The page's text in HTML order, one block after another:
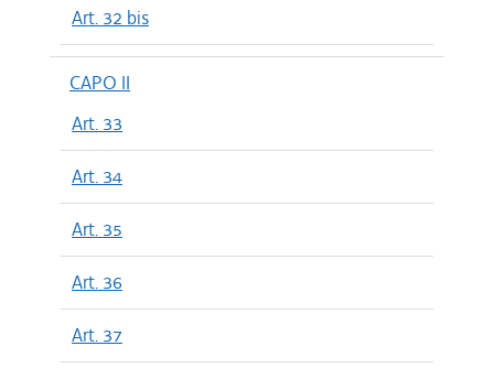
Art. 32 bis
CAPO II
Art. 33
Art. 34
Art. 35
Art. 36
Art. 37